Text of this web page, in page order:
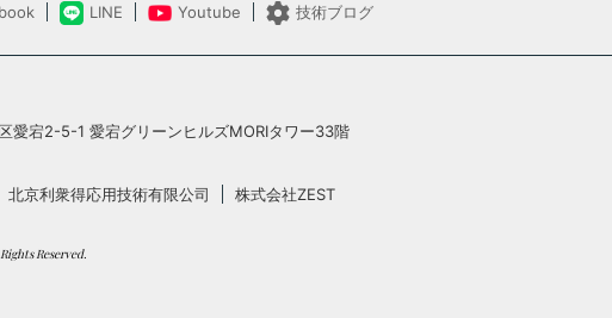
LINE Youtube 技術ブログ
愛宕2-5-1 愛宕グリーンヒルズMORIタワー33階
北京利衆得応用技術有限公司 株式会社ZEST
Reserved.